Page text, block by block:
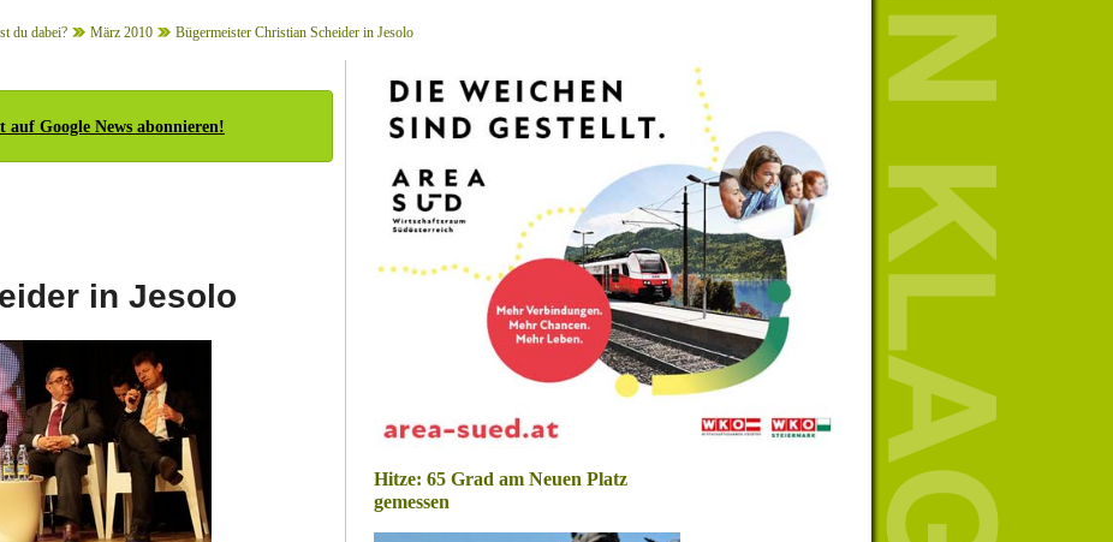
du dabei? März 2010 Bügermeister Christian Scheider in Jesolo
Google News abonnieren!
in Jesolo
Hitze: 65 Grad am Neuen Platz
gemessen